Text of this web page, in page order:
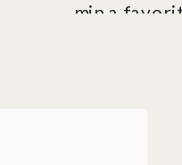
min a